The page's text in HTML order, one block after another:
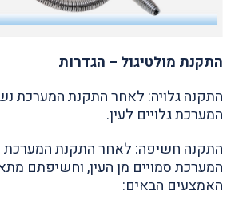
התקנת מולטיגול – הגדרות
התקנה גלויה: לאחר התקנת המערכת
המערכת גלויים לעין.
התקנה חשיפה: לאחר התקנת המערכת
המערכת סמויים מן העין, וחשיפתם
האמצעים הבאים: